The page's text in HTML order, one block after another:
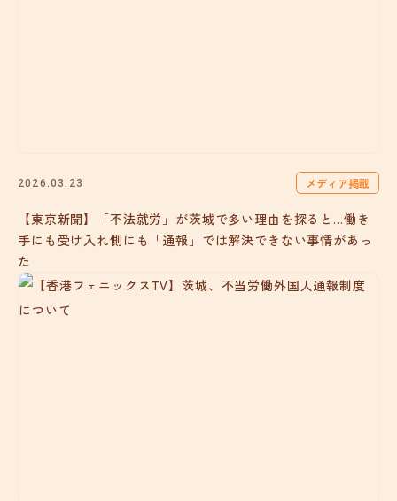
2026.03.23 メディア掲載
【東京新聞】「不法就労」が茨城で多い理由を探ると…働き
手にも受け入れ側にも「通報」では解決できない事情があっ
た